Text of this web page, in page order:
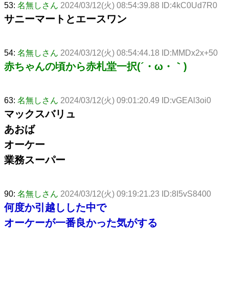
53: 名無しさん 2024/03/12(火) 08:54:39.88 ID:4kC0Ud7R0
サニーマートとエースワン
54: 名無しさん 2024/03/12(火) 08:54:44.18 ID:MMDx2x+50
赤ちゃんの頃から赤札堂一択(´・ω・｀)
63: 名無しさん 2024/03/12(火) 09:01:20.49 ID:vGEAl3oi0
マックスバリュ
あおば
オーケー
業務スーパー
90: 名無しさん 2024/03/12(火) 09:19:21.23 ID:8I5vS8400
何度か引越しした中で
オーケーが一番良かった気がする